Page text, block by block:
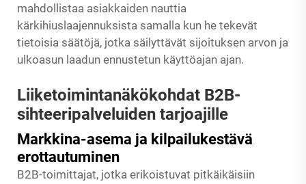
mahdollistaa asiakkaiden nauttia
kärkihiuslaajennuksista samalla kun he tekevät
tietoisia säätöjä, jotka säilyttävät sijoituksen arvon ja
ulkoasun laadun ennustetun käyttöajan ajan.
Liiketoimintanäkökohdat B2B-
sihteeripalveluiden tarjoajille
Markkina-asema ja kilpailukestävä
erottautuminen
B2B-toimittajat, jotka erikoistuvat pitkäikäisiin